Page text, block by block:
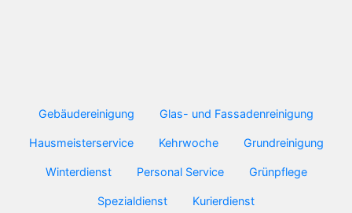
Gebäudereinigung Glas- und Fassadenreinigung
Hausmeisterservice Kehrwoche Grundreinigung
Winterdienst Personal Service Grünpflege
Spezialdienst Kurierdienst